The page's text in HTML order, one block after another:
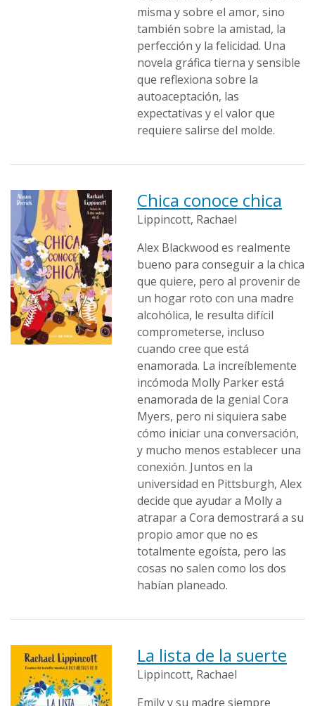
misma y sobre el amor, sino
también sobre la amistad, la
perfección y la felicidad. Una
novela gráfica tierna y sensible
que reflexiona sobre la
autoaceptación, las
expectativas y el valor que
requiere salirse del molde.
Chica conoce chica
Lippincott, Rachael
Alex Blackwood es realmente
bueno para conseguir a la chica
que quiere, pero al provenir de
un hogar roto con una madre
alcohólica, le resulta difícil
comprometerse, incluso
cuando cree que está
enamorada. La increíblemente
incómoda Molly Parker está
enamorada de la genial Cora
Myers, pero ni siquiera sabe
cómo iniciar una conversación,
y mucho menos establecer una
conexión. Juntos en la
universidad en Pittsburgh, Alex
decide que ayudar a Molly a
atrapar a Cora demostrará a su
propio amor que no es
totalmente egoísta, pero las
cosas no salen como los dos
habían planeado.
La lista de la suerte
Lippincott, Rachael
Emily y su madre siempre